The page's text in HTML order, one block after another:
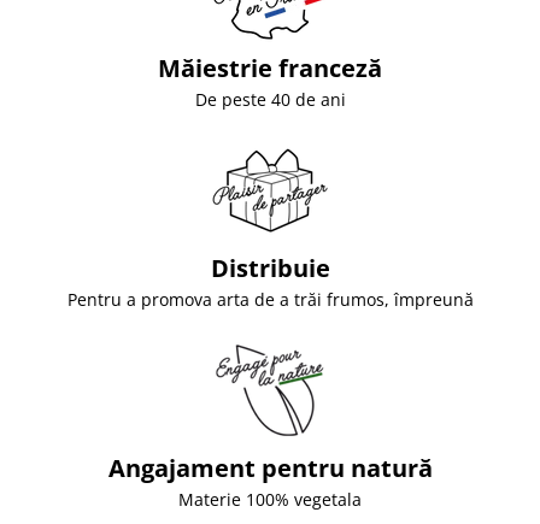
Măiestrie franceză
De peste 40 de ani
Distribuie
Pentru a promova arta de a trăi frumos, împreună
Angajament pentru natură
Materie 100% vegetala